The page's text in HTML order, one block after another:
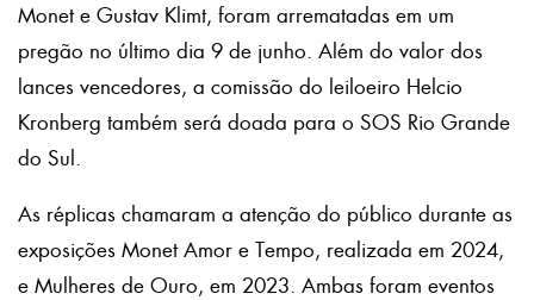
Monet e Gustav Klimt, foram arrematadas em um
pregão no último dia 9 de junho. Além do valor dos
lances vencedores, a comissão do leiloeiro Helcio
Kronberg também será doada para o SOS Rio Grande
do Sul.
As réplicas chamaram a atenção do público durante as
exposições Monet Amor e Tempo, realizada em 2024,
e Mulheres de Ouro, em 2023. Ambas foram eventos